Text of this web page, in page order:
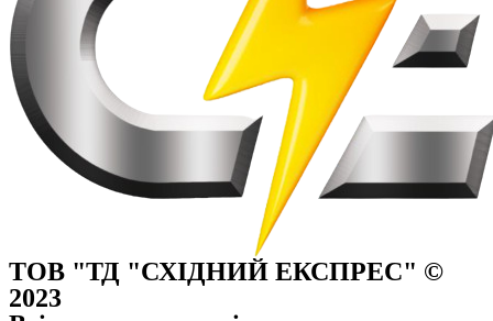
ТОВ "ТД "СХІДНИЙ ЕКСПРЕС" ©
2023